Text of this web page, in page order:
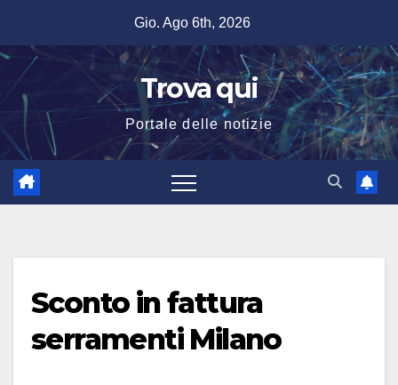
contenuto
Gio. Ago 6th, 2026
Trova qui
Portale delle notizie
Sconto in fattura
serramenti Milano